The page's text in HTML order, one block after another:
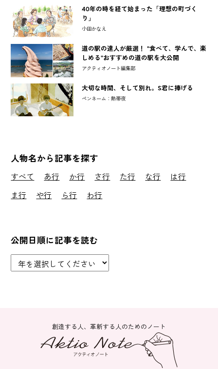
40年の時を経て始まった「理想の町づく
り」
小田かなえ
道の駅の達人が厳選！ "食べて、学んで、楽
しめる"おすすめの道の駅を大公開
アクティオノート編集部
大切な時間、そして別れ。S君に捧げる
ペンネーム：熱帯夜
人物名から記事を探す
すべて あ行 か行 さ行 た行 な行
は行
ま行
や行 ら行 わ行
公開日順に記事を読む
創造する人、革新する人のためのノート